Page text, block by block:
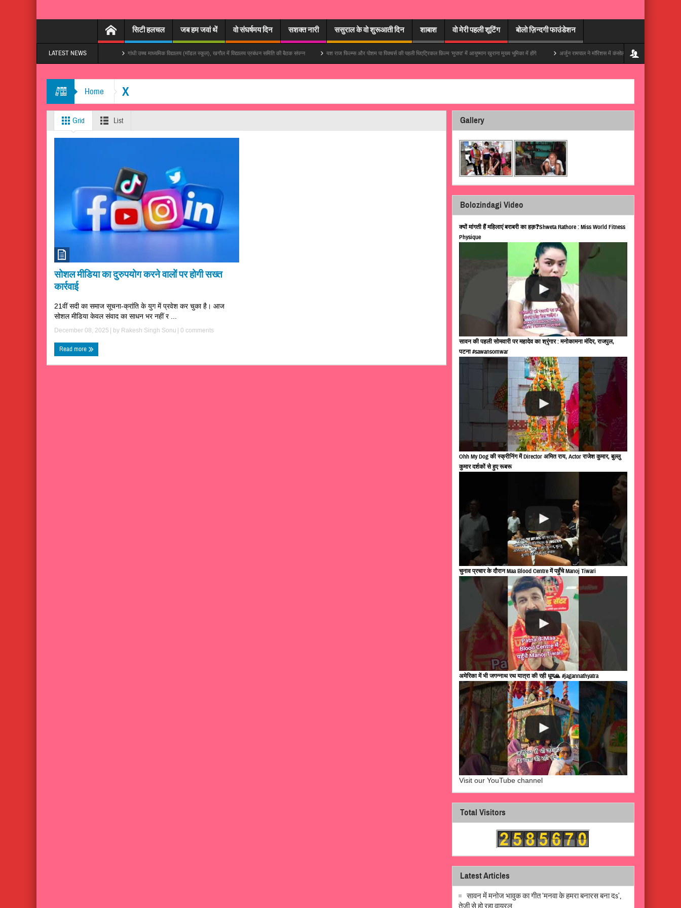
सिटी हलचल जब हम जवां थें वो संघर्षमय दिन सशक्त नारी ससुराल के वो शुरूआती दिन शाबाश वो मेरी पहली शूटिंग बोलो ज़िन्दगी फाउंडेशन
LATEST NEWS
बनारस बना दs’, तेजी से हो रहा वायरल गांधी उच्च माध्यमिक विद्यालय (मॉडल स्कूल), खगौल में विद्यालय प्रबंधन समिति की बैठक संपन्न यश राज फिल्म्स और पोशम पा पिक्चर्स की पहली थिएट्रिकल फ़िल्म ‘मुपापा’ में आयुष्मान खुराना मुख्य भूमिका में होंगे अर्जुन रामपाल ने मॉरिशस में कंसोल संभाला, अपनी ट्रिप की एक ज़बरदस्त
Home X
Grid List
सोशल मीडिया का दुरुपयोग करने वालों पर होगी सख्त
कार्रवाई
21वीं सदी का समाज सूचना-क्रांति के युग में प्रवेश कर चुका है। आज
सोशल मीडिया केवल संवाद का साधन भर नहीं र ...
December 08, 2025 | by Rakesh Singh Sonu 0 comments
Read more
Gallery
Bolozindagi Video
क्यों मांगती हैं महिलाएं बराबरी का हक़❓Shweta Rathore : Miss World Fitness
Physique
सावन की पहली सोमवारी पर महादेव का श्रृंगार : मनोकामना मंदिर, राजपुल,
पटना #sawansomwar
Ohh My Dog की स्क्रीनिंग में Director अमित राय, Actor राजेश कुमार, बुल्लु
कुमार दर्शकों से हुए रूबरू
चुनाव प्रचार के दौरान Maa Blood Centre में पहुँचे Manoj Tiwari
अमेरिका में भी जगन्नाथ रथ यात्रा की रही धूम🙏 #jagannathyatra
Visit our YouTube channel
Total Visitors
Latest Articles
सावन में मनोज भावुक का गीत ‘मनवा के हमरा बनारस बना दs’,